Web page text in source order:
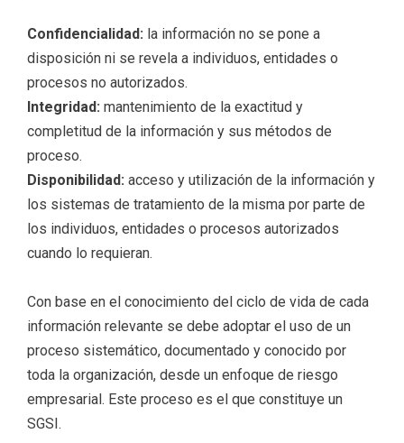
Confidencialidad: la información no se pone a
disposición ni se revela a individuos, entidades o
procesos no autorizados.
Integridad: mantenimiento de la exactitud y
completitud de la información y sus métodos de
proceso.
Disponibilidad: acceso y utilización de la información y
los sistemas de tratamiento de la misma por parte de
los individuos, entidades o procesos autorizados
cuando lo requieran.
Con base en el conocimiento del ciclo de vida de cada
información relevante se debe adoptar el uso de un
proceso sistemático, documentado y conocido por
toda la organización, desde un enfoque de riesgo
empresarial. Este proceso es el que constituye un
SGSI.